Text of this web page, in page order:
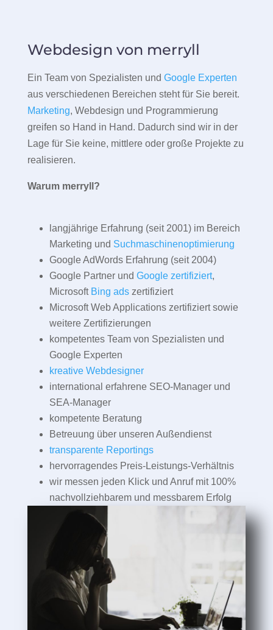
Webdesign von merryll
Ein Team von Spezialisten und Google Experten
aus verschiedenen Bereichen steht für Sie bereit.
Marketing, Webdesign und Programmierung
greifen so Hand in Hand. Dadurch sind wir in der
Lage für Sie keine, mittlere oder große Projekte zu
realisieren.
Warum merryll?
langjährige Erfahrung (seit 2001) im Bereich
Marketing und Suchmaschinenoptimierung
Google AdWords Erfahrung (seit 2004)
Google Partner und Google zertifiziert,
Microsoft Bing adszertifiziert
Microsoft Web Applications zertifiziert sowie
weitere Zertifizierungen
kompetentes Team von Spezialisten und
Google Experten
kreative Webdesigner
international erfahrene SEO-Manager und
SEA-Manager
kompetente Beratung
Betreuung über unseren Außendienst
transparente Reportings
hervorragendes Preis-Leistungs-Verhältnis
wir messen jeden Klick und Anruf mit 100%
nachvollziehbarem und messbarem Erfolg